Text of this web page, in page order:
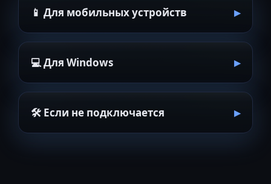
📱 Для мобильных устройств
💻 Для Windows
🛠 Если не подключается